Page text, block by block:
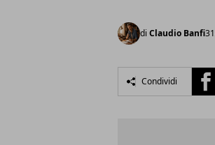
di Claudio Banfi
Condividi